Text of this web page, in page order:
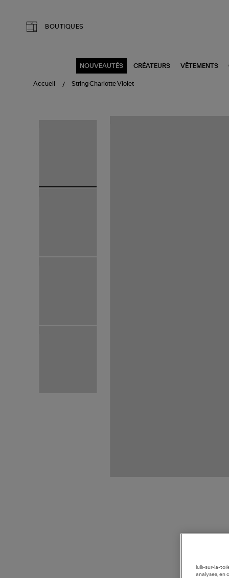
BOUTIQUES
NOUVEAUTÉS CRÉATEURS VÊTEMENTS
Accueil String Charlotte Violet
lulli-sur-la-
analyses, en